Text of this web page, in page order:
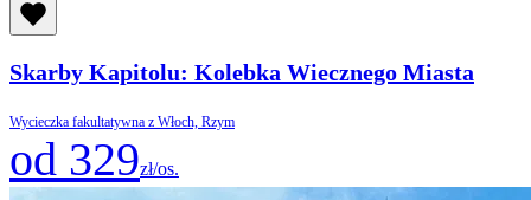
Skarby Kapitolu: Kolebka Wiecznego Miasta
Wycieczka fakultatywna z Włoch, Rzym
od 329zł/os.